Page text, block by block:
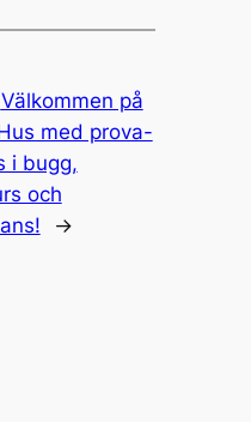
Välkommen på
med prova-
i bugg,
och
→